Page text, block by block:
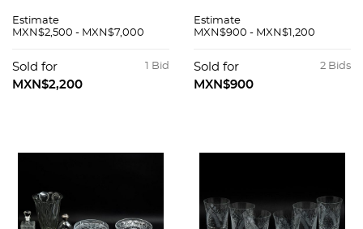
transparente
Studio Line Diseño
orgánico liso ...
Estimate
MXN$2,500 - MXN$7,000
1 Bid
Sold for
MXN$2,200
en cristal
marca Rona Consta
de 11 copas para vino
Estimate
MXN$900 - MXN$1,200
2 Bids
Sold for
MXN$900